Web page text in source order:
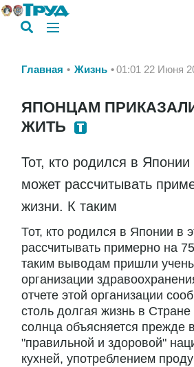
Главная Жизнь 01:01 22 Июня
ЯПОНЦАМ
ЖИТЬ
Тот, кто родился в Японии
может рассчитывать
жизни. К таким
Тот, кто родился в Японии в
рассчитывать примерно на
таким выводам пришли
организации
отчете этой организации
столь долгая жизнь в
солнца объясняется прежде
"правильной и здоровой"
кухней, употреблением